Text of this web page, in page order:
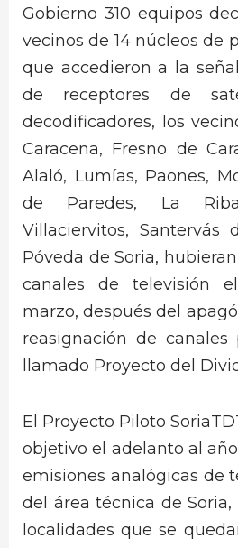
Gobierno 310 equipos
vecinos de 14 núcleos de
que accedieron a la
de receptores de
decodificadores, los
Caracena, Fresno de
Alaló, Lumías, Paones,
de Paredes, La
Villaciervitos, Santervás
Póveda de Soria,
canales de televisión
marzo, después del
reasignación de canales
llamado Proyecto del
El Proyecto Piloto
objetivo el adelanto al
emisiones analógicas de
del área técnica de Soria,
localidades que se